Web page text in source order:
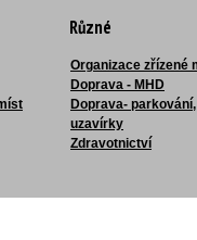
Různé
Organizace zřízené
Doprava - MHD
Doprava- parkování,
uzavírky
Zdravotnictví